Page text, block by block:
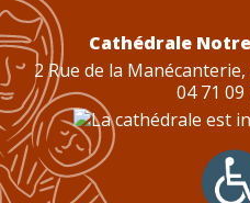
Cathédrale
2 Rue de la
04 71 09